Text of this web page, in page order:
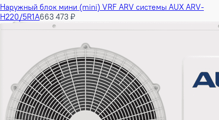
Наружный блок мини (mini) VRF ARV системы AUX ARV-
H220/5R1A663 473 ₽